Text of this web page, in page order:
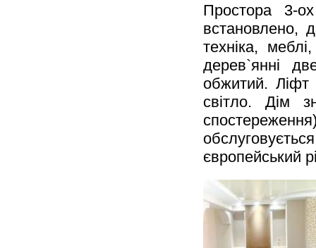
Простора 3-
встановлено,
техніка,
дерев`янні
обжитий.
світло. Дім
європейський